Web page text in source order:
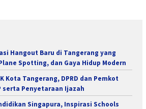
Hangout Baru di Tangerang yang
Spotting, dan Gaya Hidup Modern
Kota Tangerang, DPRD dan Pemkot
serta Penyetaraan Ijazah
Singapura, Inspirasi Schools